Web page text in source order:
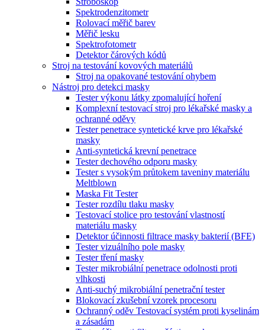
Spektrodenzitometr
Rolovací měřič barev
Měřič lesku
Spektrofotometr
Detektor čárových kódů
Stroj na testování kovových materiálů
Stroj na opakované testování ohybem
Nástroj pro detekci masky
Tester výkonu látky zpomalující hoření
Komplexní testovací stroj pro lékařské masky a
ochranné oděvy
Tester penetrace syntetické krve pro lékařské
masky
Anti-syntetická krevní penetrace
Tester dechového odporu masky
Tester s vysokým průtokem taveniny materiálu
Meltblown
Maska Fit Tester
Tester rozdílu tlaku masky
Testovací stolice pro testování vlastností
materiálu masky
Detektor účinnosti filtrace masky bakterií (BFE)
Tester vizuálního pole masky
Tester tření masky
Tester mikrobiální penetrace odolnosti proti
vlhkosti
Anti-suchý mikrobiální penetrační tester
Blokovací zkušební vzorek procesoru
Ochranný oděv Testovací systém proti kyselinám
a zásadám